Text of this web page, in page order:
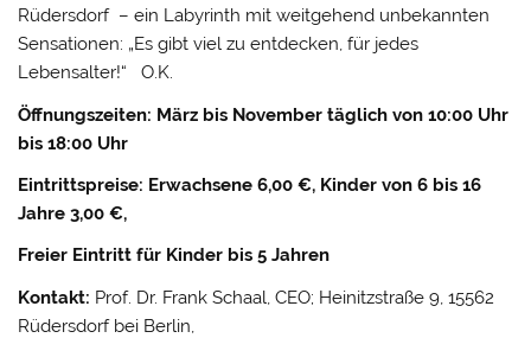
Rüdersdorf – ein Labyrinth mit weitgehend unbekannten
Sensationen: „Es gibt viel zu entdecken, für jedes
Lebensalter!“ O.K.
Öffnungszeiten: März bis November täglich von 10:00 Uhr
bis 18:00 Uhr
Eintrittspreise: Erwachsene 6,00 €, Kinder von 6 bis 16
Jahre 3,00 €,
Freier Eintritt für Kinder bis 5 Jahren
Kontakt: Prof. Dr. Frank Schaal, CEO; Heinitzstraße 9, 15562
Rüdersdorf bei Berlin,